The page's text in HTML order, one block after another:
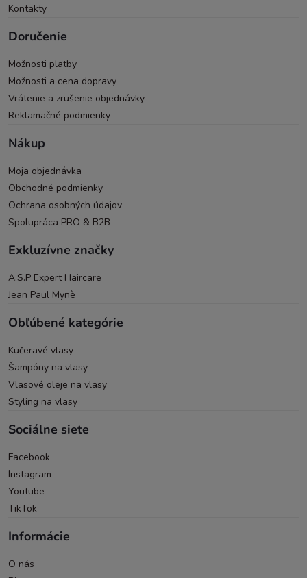
Kontakty
Doručenie
Možnosti platby
Možnosti a cena dopravy
Vrátenie a zrušenie objednávky
Reklamačné podmienky
Nákup
Moja objednávka
Obchodné podmienky
Ochrana osobných údajov
Spolupráca PRO & B2B
Exkluzívne značky
A.S.P Expert Haircare
Jean Paul Mynè
Obľúbené kategórie
Kučeravé vlasy
Šampóny na vlasy
Vlasové oleje na vlasy
Styling na vlasy
Sociálne siete
Facebook
Instagram
Youtube
TikTok
Informácie
O nás